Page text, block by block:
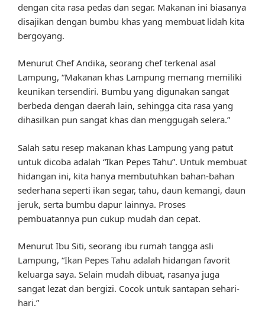
dengan cita rasa pedas dan segar. Makanan ini biasanya
disajikan dengan bumbu khas yang membuat lidah kita
bergoyang.
Menurut Chef Andika, seorang chef terkenal asal
Lampung, “Makanan khas Lampung memang memiliki
keunikan tersendiri. Bumbu yang digunakan sangat
berbeda dengan daerah lain, sehingga cita rasa yang
dihasilkan pun sangat khas dan menggugah selera.”
Salah satu resep makanan khas Lampung yang patut
untuk dicoba adalah “Ikan Pepes Tahu”. Untuk membuat
hidangan ini, kita hanya membutuhkan bahan-bahan
sederhana seperti ikan segar, tahu, daun kemangi, daun
jeruk, serta bumbu dapur lainnya. Proses
pembuatannya pun cukup mudah dan cepat.
Menurut Ibu Siti, seorang ibu rumah tangga asli
Lampung, “Ikan Pepes Tahu adalah hidangan favorit
keluarga saya. Selain mudah dibuat, rasanya juga
sangat lezat dan bergizi. Cocok untuk santapan sehari-
hari.”